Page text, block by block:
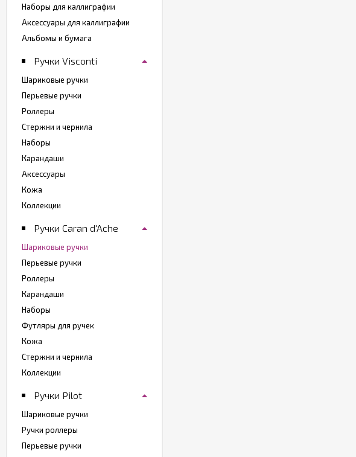
Наборы для каллиграфии
Аксессуары для каллиграфии
Альбомы и бумага
Ручки Visconti
Шариковые ручки
Перьевые ручки
Роллеры
Стержни и чернила
Наборы
Карандаши
Аксессуары
Кожа
Коллекции
Ручки Caran d'Ache
Шариковые ручки
Перьевые ручки
Роллеры
Карандаши
Наборы
Футляры для ручек
Кожа
Стержни и чернила
Коллекции
Ручки Pilot
Шариковые ручки
Ручки роллеры
Перьевые ручки